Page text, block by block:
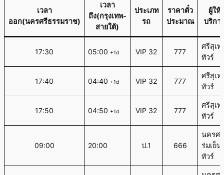
เวลา
ออก(นครศรีธรรมราช)
เวลา
ถึง(กรุงเทพ-
สายใต้)
ประเภท
รถ
ราคาตั๋ว
ประมาณ
ผู้ให้
บริกา
17:30 05:00 +1d VIP 32 777
ศรีสุเท
ทัวร์
17:40 04:40 +1d VIP 32 777
ศรีสุเท
ทัวร์
17:50 04:50 +1d VIP 32 777
ศรีสุเท
ทัวร์
09:00 20:00 ป.1 666
นครศรี
ร่มเย็น
ทัวร์